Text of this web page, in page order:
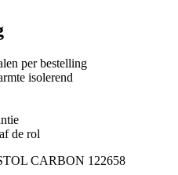
per bestelling
isolerend
de rol
CARBON 122658